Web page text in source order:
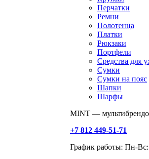
Перчатки
Ремни
Полотенца
Платки
Рюкзаки
Портфели
Средства для
Сумки
Сумки на пояс
Шапки
Шарфы
MINT —
+7 812 449-51-71
График работы: Пн-Вс: